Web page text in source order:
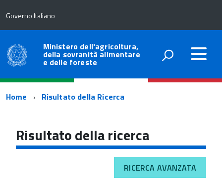
Governo Italiano
Ministero dell'agricoltura,
della sovranità alimentare
e delle foreste
Percorso
navigazione
Home Risultato della Ricerca
Risultato della ricerca
RICERCA AVANZATA